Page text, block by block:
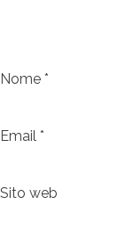
Nome *
Email *
Sito web